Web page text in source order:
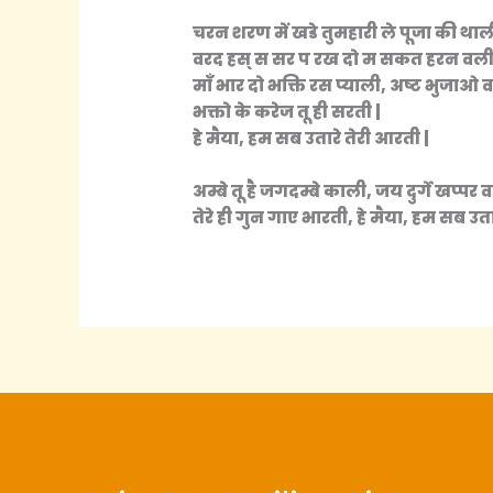
चरन शरण में खडे तुमहारी ले पूजा की
वरद हस् स सर प रख दो म सकत हरन
माँ भार दो भक्ति रस प्याली, अष्ट भुजाओ
भक्तो के करेज तू ही सरती |
हे मैया, हम सब उतारे तेरी आरती |
अम्बे तू है जगदम्बे काली, जय दुर्गे खप्पर
तेरे ही गुन गाए भारती, हे मैया, हम सब